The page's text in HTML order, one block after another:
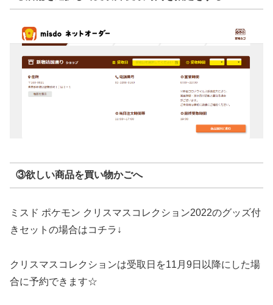
③欲しい商品を買い物かごへ
ミスド ポケモン クリスマスコレクション2022のグッズ付
きセットの場合はコチラ↓
クリスマスコレクションは受取日を11月9日以降にした場
合に予約できます☆